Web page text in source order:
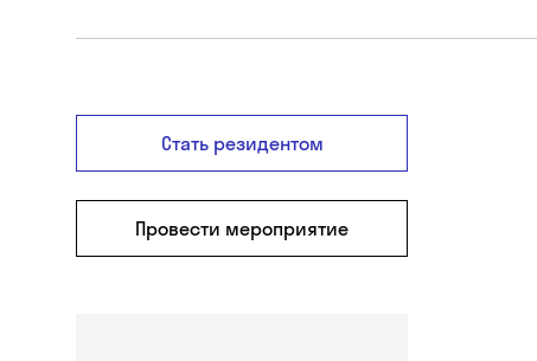
Стать резидентом
Провести мероприятие